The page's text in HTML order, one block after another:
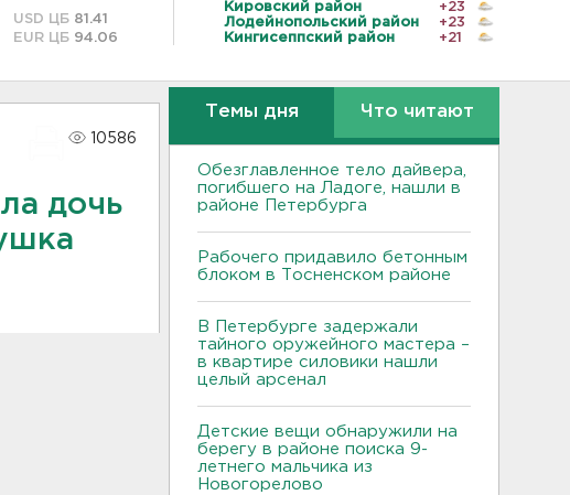
USD ЦБ 81.41
EUR ЦБ 94.06
Кировский район
+23
Лодейнопольский район
+23
Кингисеппский район
+21
10586
дочь
Темы дня Что читают
Обезглавленное тело дайвера,
погибшего на Ладоге, нашли в
районе Петербурга
Рабочего придавило бетонным
блоком в Тосненском районе
В Петербурге задержали
тайного оружейного мастера –
в квартире силовики нашли
целый арсенал
Детские вещи обнаружили на
берегу в районе поиска 9-
летнего мальчика из
Новогорелово